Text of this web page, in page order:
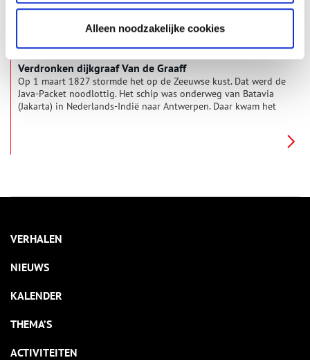
Alleen noodzakelijke cookies
Verdronken dijkgraaf Van de Graaff
Op 1 maart 1827 stormde het op de Zeeuwse kust. Dat werd de
Java-Packet noodlottig. Het schip was onderweg van Batavia
(Jakarta) in Nederlands-Indië naar Antwerpen. Daar kwam het
boord van het rampschip?
VERHALEN
NIEUWS
KALENDER
THEMA’S
ACTIVITEITEN